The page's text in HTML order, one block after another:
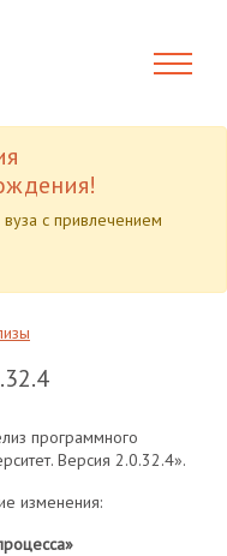
с привлечением
программного
Версия 2.0.32.4».
изменения: